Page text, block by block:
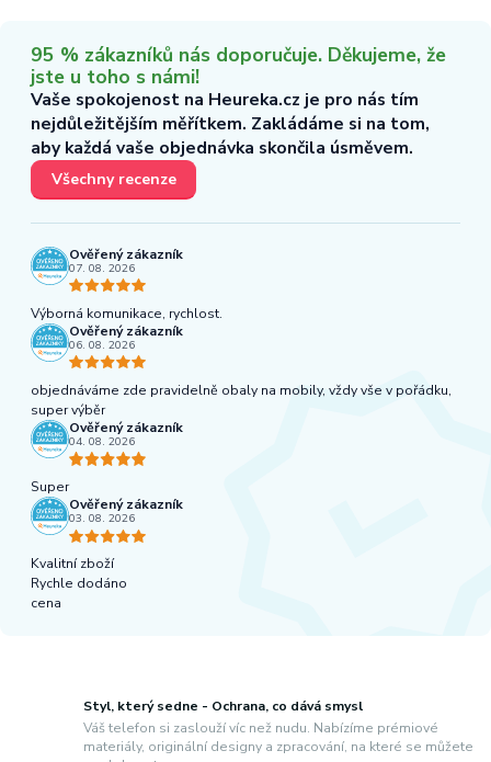
Styl, který sedne - Ochrana, co dává smysl
Váš telefon si zaslouží víc než nudu. Nabízíme prémiové
materiály, originální designy a zpracování, na které se můžete
95 % zákazníků nás doporučuje. Děkujeme, že
jste u toho s námi!
Vaše spokojenost na Heureka.cz je pro nás tím
nejdůležitějším měřítkem. Zakládáme si na tom,
aby každá vaše objednávka skončila úsměvem.
Všechny recenze
Ověřený zákazník
07. 08. 2026
Výborná komunikace, rychlost.
Ověřený zákazník
06. 08. 2026
objednáváme zde pravidelně obaly na mobily, vždy vše v pořádku,
super výběr
Ověřený zákazník
04. 08. 2026
Super
Ověřený zákazník
03. 08. 2026
Kvalitní zboží
Rychle dodáno
cena